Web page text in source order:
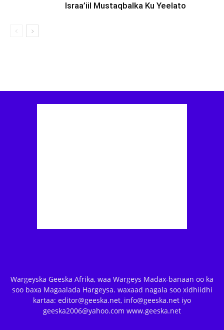
Israa’iil Mustaqbalka Ku Yeelato
Wargeyska Geeska Afrika, waa Wargeys Madax-banaan oo ka
soo baxa Magaalada Hargeysa. waxaad nagala soo xidhiidhi
kartaa: editor@geeska.net, info@geeska.net iyo
geeska2006@yahoo.com www.geeska.net